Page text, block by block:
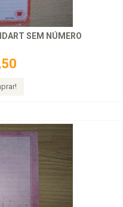
SEM NÚMERO